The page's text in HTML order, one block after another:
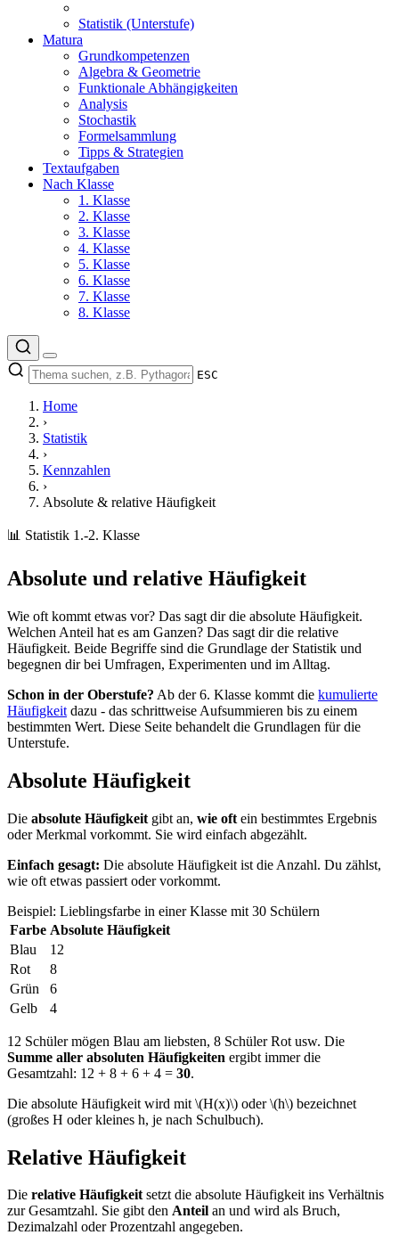
Statistik (Unterstufe)
Matura
Grundkompetenzen
Algebra & Geometrie
Funktionale Abhängigkeiten
Analysis
Stochastik
Formelsammlung
Tipps & Strategien
Textaufgaben
Nach Klasse
1. Klasse
2. Klasse
3. Klasse
4. Klasse
5. Klasse
6. Klasse
7. Klasse
8. Klasse
ESC
Home
›
Statistik
›
Kennzahlen
›
Absolute & relative Häufigkeit
📊 Statistik 1.-2. Klasse
Absolute und relative Häufigkeit
Wie oft kommt etwas vor? Das sagt dir die absolute Häufigkeit.
Welchen Anteil hat es am Ganzen? Das sagt dir die relative
Häufigkeit. Beide Begriffe sind die Grundlage der Statistik und
begegnen dir bei Umfragen, Experimenten und im Alltag.
Schon in der Oberstufe? Ab der 6. Klasse kommt die kumulierte
Häufigkeit dazu - das schrittweise Aufsummieren bis zu einem
bestimmten Wert. Diese Seite behandelt die Grundlagen für die
Unterstufe.
Absolute Häufigkeit
Die absolute Häufigkeit gibt an, wie oft ein bestimmtes Ergebnis
oder Merkmal vorkommt. Sie wird einfach abgezählt.
Einfach gesagt: Die absolute Häufigkeit ist die Anzahl. Du zählst,
wie oft etwas passiert oder vorkommt.
Beispiel: Lieblingsfarbe in einer Klasse mit 30 Schülern
Farbe Absolute Häufigkeit
Blau
12
Rot
8
Grün
6
Gelb
4
12 Schüler mögen Blau am liebsten, 8 Schüler Rot usw. Die
Summe aller absoluten Häufigkeiten ergibt immer die
Gesamtzahl: 12 + 8 + 6 + 4 = 30.
Die absolute Häufigkeit wird mit \(H(x)\) oder \(h\) bezeichnet
(großes H oder kleines h, je nach Schulbuch).
Relative Häufigkeit
Die relative Häufigkeitsetzt die absolute Häufigkeit ins Verhältnis
zur Gesamtzahl. Sie gibt den Anteil an und wird als Bruch,
Dezimalzahl oder Prozentzahl angegeben.